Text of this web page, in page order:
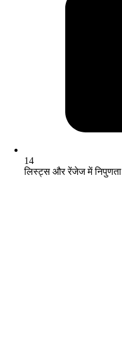
14
लिस्ट्स और रेंजेज में निपुणता